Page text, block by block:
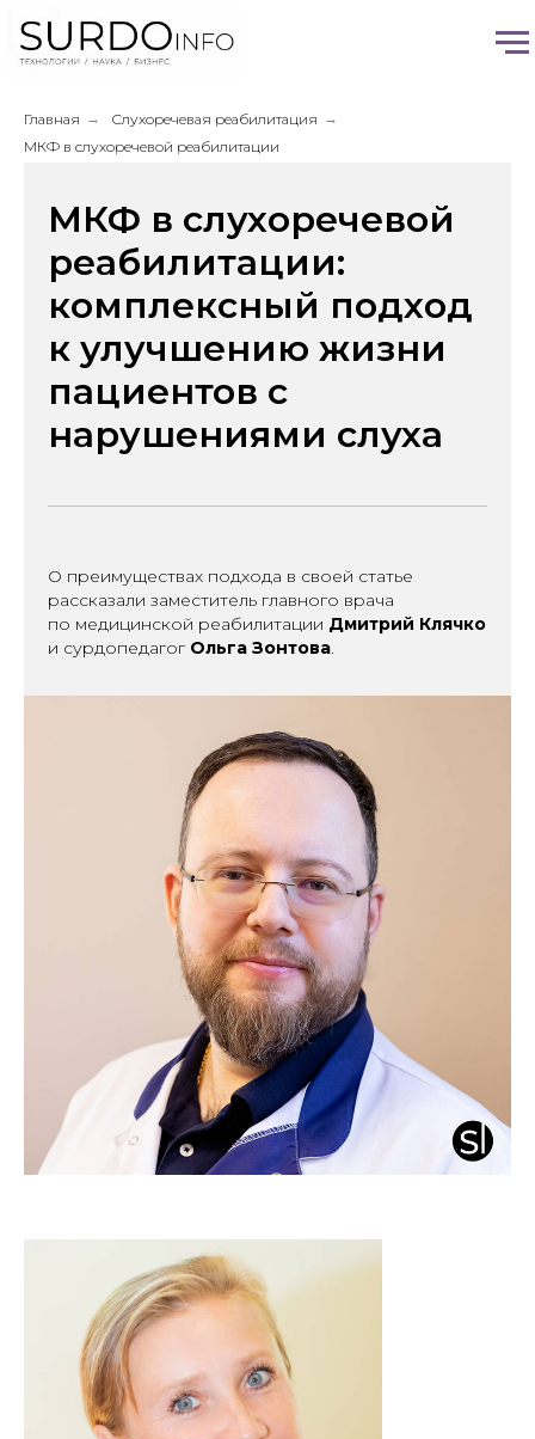
Главная → Слухоречевая реабилитация →
МКФ в слухоречевой реабилитации
МКФ в слухоречевой
реабилитации:
комплексный подход
к улучшению жизни
пациентов с
нарушениями слуха
О преимуществах подхода в своей статье
рассказали заместитель главного врача
по медицинской реабилитации Дмитрий Клячко
и сурдопедагог Ольга Зонтова.